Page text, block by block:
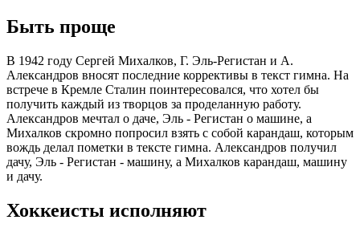
Быть проще
В 1942 году Сергей Михалков, Г. Эль-Регистан и А.
Александров вносят последние коррективы в текст гимна. На
встрече в Кремле Сталин поинтересовался, что хотел бы
получить каждый из творцов за проделанную работу.
Александров мечтал о даче, Эль - Регистан о машине, а
Михалков скромно попросил взять с собой карандаш, которым
вождь делал пометки в тексте гимна. Александров получил
дачу, Эль - Регистан - машину, а Михалков карандаш, машину
и дачу.
Хоккеисты исполняют